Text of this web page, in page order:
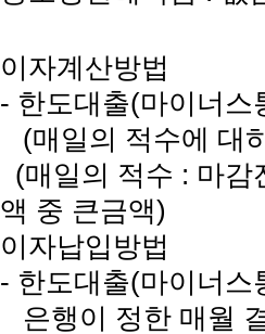
이자계산방법
- 한도대출(마이너스
(매일의 적수에 대
(매일의 적수 : 마감
액 중 큰금액)
이자납입방법
- 한도대출(마이너스
은행이 정한 매월